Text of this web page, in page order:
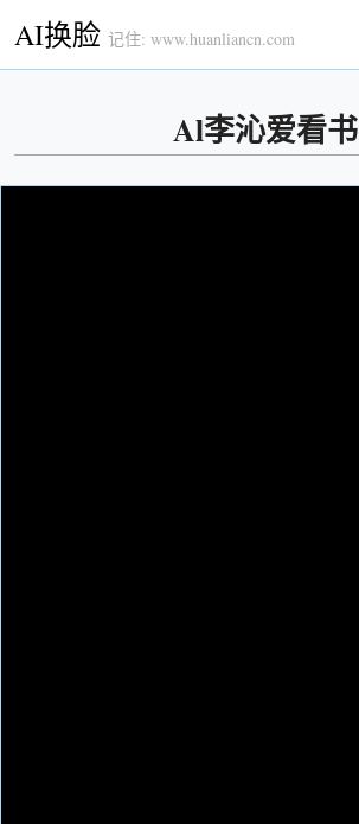
AI换脸 记住: www.huanliancn.com
Al李沁爱看书